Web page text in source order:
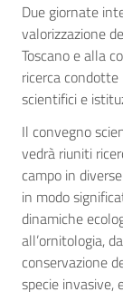
Due giornate
valorizzazione
Toscano e alla
ricerca
scientifici e
Il convegno
vedrà riuniti
campo in
in modo
dinamiche
all’ornitologia,
conservazione
specie invasive,